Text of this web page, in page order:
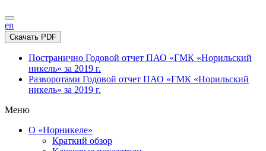
en
Скачать PDF
Постранично Годовой отчет ПАО «ГМК «Норильский
никель» за 2019 г.
Разворотами Годовой отчет ПАО «ГМК «Норильский
никель» за 2019 г.
Меню
О «Норникеле»
Краткий обзор